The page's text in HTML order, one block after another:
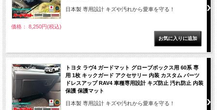
日本製 専用設計 キズや汚れから愛車を守る！
価格： 8,250円(税込)
トヨタ ラヴ4 ガードマット グローブボックス用 60系 専
用 1枚 キックガード アクセサリー 内装 カスタム パーツ
ドレスアップ RAV4 車種専用設計 キズ防止 汚れ防止 内装
保護 保護マット
日本製 専用設計 キズや汚れから愛車を守る！